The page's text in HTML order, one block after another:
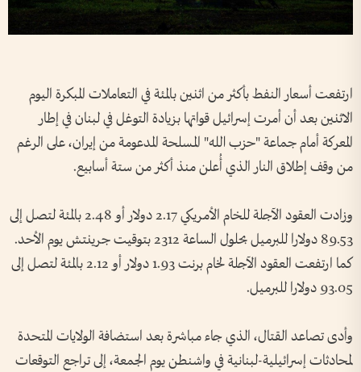
ارتفعت أسعار النفط بأكثر ​من اثنين بالمئة في التعاملات المبكرة اليوم
الاثنين بعد أن أمرت إسرائيل قواتها ‌بزيادة التوغل في ​لبنان في إطار
المعركة أمام جماعة "حزب الله" المسلحة المدعومة من إيران، على الرغم
من وقف إطلاق النار الذي أُعلن منذ أكثر من ستة أسابيع.
وزادت العقود الآجلة للخام الأمريكي 2.17 دولار أو 2.48 بالمئة لتصل إلى
89.53 دولارا للبرميل بحلول الساعة 2312 بتوقيت جرينتش يوم الأحد.
كما ارتفعت العقود الآجلة لخام برنت 1.93 دولار أو ⁠2.12 بالمئة لتصل إلى
93.05 دولارا للبرميل.
وأدى تصاعد القتال، الذي جاء مباشرة بعد استضافة الولايات المتحدة
لمحادثات إسرائيلية-لبنانية في واشنطن يوم الجمعة، إلى تراجع التوقعات